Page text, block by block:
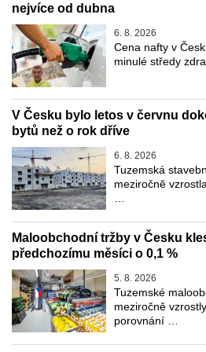
nejvíce od dubna
6. 8. 2026
Cena nafty v
minulé středy
V Česku bylo letos v červnu
bytů než o rok dříve
6. 8. 2026
Tuzemská
meziročně
Maloobchodní tržby v Česku
předchozímu měsíci o 0,1 %
5. 8. 2026
Tuzemské
meziročně
porovnání …